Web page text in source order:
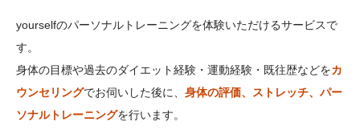
yourselfのパーソナルトレーニングを体験いただけるサービスで
す。
身体の目標や過去のダイエット経験・運動経験・既往歴などをカ
ウンセリングでお伺いした後に、 身体の評価、ストレッチ、パー
ソナルトレーニングを行います。